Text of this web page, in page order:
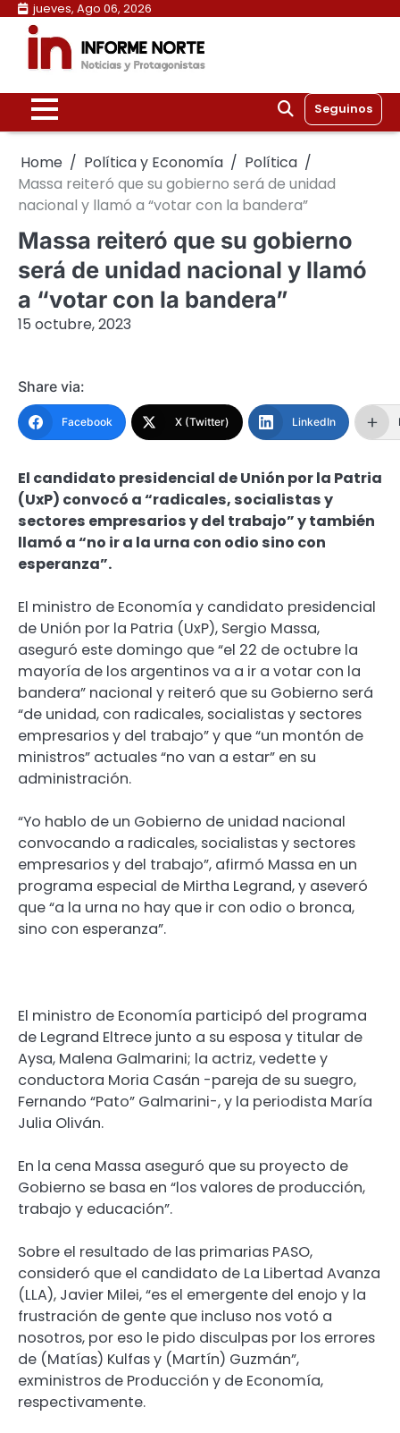
Skip
content
jueves, Ago 06, 2026
Seguinos
Home Política y Economía
Política
Massa reiteró que su gobierno será de unidad
nacional y llamó a “votar con la bandera”
Massa reiteró que su gobierno
será de unidad nacional y llamó
a “votar con la bandera”
15 octubre, 2023
Share via:
Facebook X (Twitter) LinkedIn
El candidato presidencial de Unión por la Patria
(UxP) convocó a “radicales, socialistas y
sectores empresarios y del trabajo” y también
llamó a “no ir a la urna con odio sino con
esperanza”.
El ministro de Economía y candidato presidencial
de Unión por la Patria (UxP), Sergio Massa,
aseguró este domingo que “el 22 de octubre la
mayoría de los argentinos va a ir a votar con la
bandera” nacional y reiteró que su Gobierno será
“de unidad, con radicales, socialistas y sectores
empresarios y del trabajo” y que “un montón de
ministros” actuales “no van a estar” en su
administración.
“Yo hablo de un Gobierno de unidad nacional
convocando a radicales, socialistas y sectores
empresarios y del trabajo”, afirmó Massa en un
programa especial de Mirtha Legrand, y aseveró
que “a la urna no hay que ir con odio o bronca,
sino con esperanza”.
El ministro de Economía participó del programa
de Legrand Eltrece junto a su esposa y titular de
Aysa, Malena Galmarini; la actriz, vedette y
conductora Moria Casán -pareja de su suegro,
Fernando “Pato” Galmarini-, y la periodista María
Julia Oliván.
En la cena Massa aseguró que su proyecto de
Gobierno se basa en “los valores de producción,
trabajo y educación”.
Sobre el resultado de las primarias PASO,
consideró que el candidato de La Libertad Avanza
(LLA), Javier Milei, “es el emergente del enojo y la
frustración de gente que incluso nos votó a
nosotros, por eso le pido disculpas por los errores
de (Matías) Kulfas y (Martín) Guzmán”,
exministros de Producción y de Economía,
respectivamente.